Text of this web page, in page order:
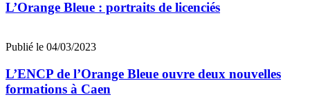
L’Orange Bleue : portraits de licenciés
Publié le 04/03/2023
L’ENCP de l’Orange Bleue ouvre deux nouvelles
formations à Caen